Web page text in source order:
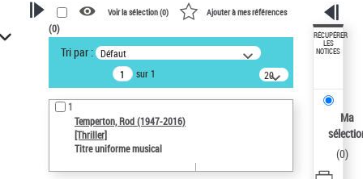
VOTRE RECHERCHE
Recherche avancée dans les
notices d’autorité
Œuvres liées à l'auteur :
Temperton, Rod (1947-2016)
Voir la sélection (0) Ajouter à mes références
(0)
Tri par : Défaut
sur 1
20
résultats/page
1
Temperton, Rod (1947-2016)
[Thriller]
Titre uniforme musical
RÉCUPÉRER
LES
NOTICES
Ma
(0)